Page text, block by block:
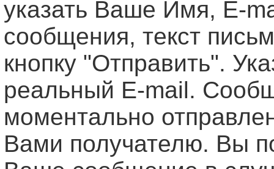
указать Ваше Имя, Е-
сообщения, текст
кнопку "Отправить".
реальный E-mail.
моментально
Вами получателю. Вы